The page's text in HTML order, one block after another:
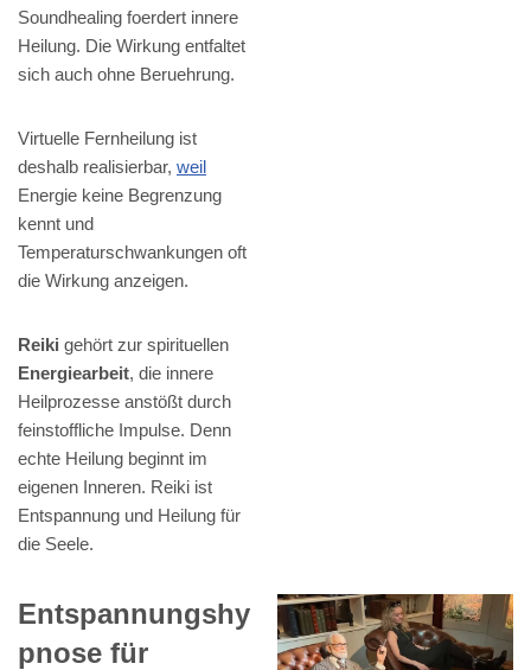
Soundhealing foerdert innere
Heilung. Die Wirkung entfaltet
sich auch ohne Beruehrung.
Virtuelle Fernheilung ist
deshalb realisierbar, weil
Energie keine Begrenzung
kennt und
Temperaturschwankungen oft
die Wirkung anzeigen.
Reiki gehört zur spirituellen
Energiearbeit, die innere
Heilprozesse anstößt durch
feinstoffliche Impulse. Denn
echte Heilung beginnt im
eigenen Inneren. Reiki ist
Entspannung und Heilung für
die Seele.
Entspannungshy
pnose für